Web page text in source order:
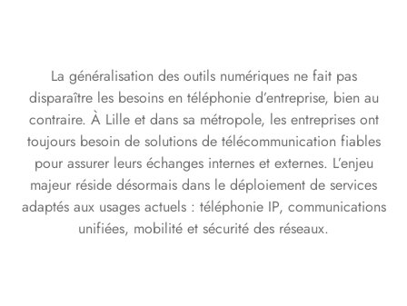
La généralisation des outils numériques ne fait pas
disparaître les besoins en téléphonie d’entreprise, bien au
contraire. À Lille et dans sa métropole, les entreprises ont
toujours besoin de solutions de télécommunication fiables
pour assurer leurs échanges internes et externes. L’enjeu
majeur réside désormais dans le déploiement de services
adaptés aux usages actuels : téléphonie IP, communications
unifiées, mobilité et sécurité des réseaux.